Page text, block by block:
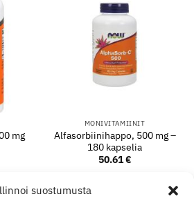
suostumusta
mg
MONIVITAMIINIT
Alfasorbiinihappo, 500 mg –
180 kapselia
50.61€